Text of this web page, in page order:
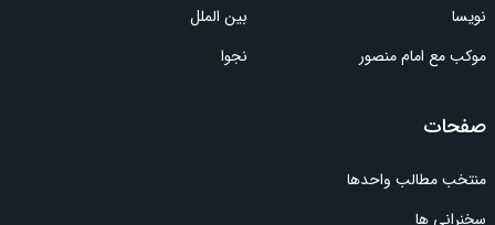
نویسا
موکب مع امام منصور
بین الملل
نجوا
صفحات
منتخب مطالب واحدها
سخنرانی ها